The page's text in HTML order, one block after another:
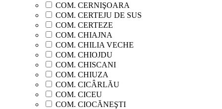
COM. CERNIŞOARA
COM. CERTEJU DE SUS
COM. CERTEZE
COM. CHIAJNA
COM. CHILIA VECHE
COM. CHIOJDU
COM. CHISCANI
COM. CHIUZA
COM. CICÂRLĂU
COM. CICEU
COM. CIOCĂNEŞTI